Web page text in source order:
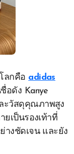
ลกคือ adidas
อดัง Kanye
ะวัสดุคุณภาพสูง
ยเป็นรองเท้าที่
างชัดเจน และยัง